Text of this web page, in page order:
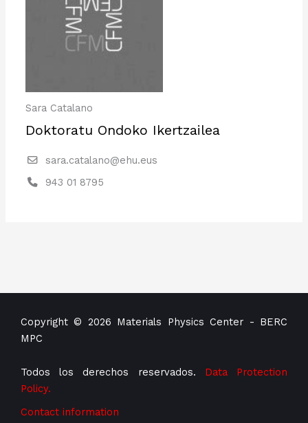
Sara Catalano
Doktoratu Ondoko Ikertzailea
sara.catalano@ehu.eus
943 01 8795
Copyright © 2026 Materials Physics Center - BERC
MPC
Todos los derechos reservados. Data Protection
Policy.
Contact information